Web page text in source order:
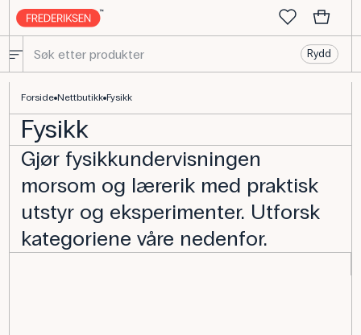
Rydd
Forside Nettbutikk Fysikk
Fysikk
Gjør fysikkundervisningen
morsom og lærerik med praktisk
utstyr og eksperimenter. Utforsk
kategoriene våre nedenfor.